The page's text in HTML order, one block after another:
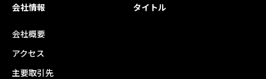
会社情報
会社概要
アクセス
主要取引先
タイトル